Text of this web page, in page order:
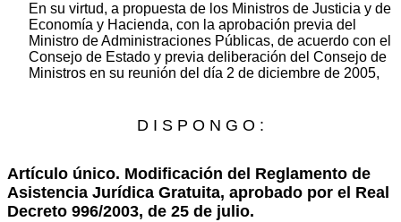
En su virtud, a propuesta de los Ministros de Justicia y de
Economía y Hacienda, con la aprobación previa del
Ministro de Administraciones Públicas, de acuerdo con el
Consejo de Estado y previa deliberación del Consejo de
Ministros en su reunión del día 2 de diciembre de 2005,
D I S P O N G O :
Artículo único. Modificación del Reglamento de
Asistencia Jurídica Gratuita, aprobado por el Real
Decreto 996/2003, de 25 de julio.